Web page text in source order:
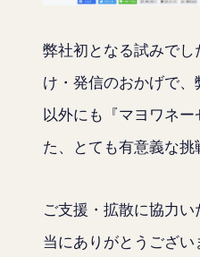
弊社初となる試みで
け・発信のおかげで
以外にも『マヨワネー
た、とても有意義な挑
ご支援・拡散に協力
当にありがとうござい